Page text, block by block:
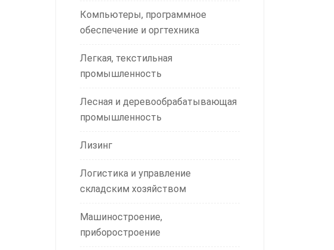
Компьютеры, программное
обеспечение и оргтехника
Легкая, текстильная
промышленность
Лесная и деревообрабатывающая
промышленность
Лизинг
Логистика и управление
складским хозяйством
Машиностроение,
приборостроение